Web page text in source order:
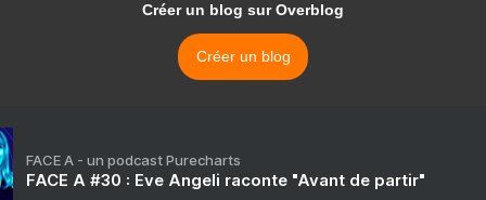
Créer un blog sur Overblog
Créer un blog
FACE A - un podcast Purecharts
FACE A #30 : Eve Angeli raconte "Avant de partir"